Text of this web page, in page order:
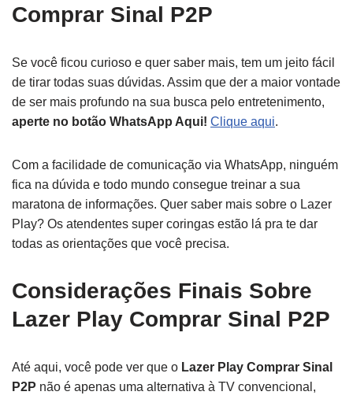
Comprar Sinal P2P
Se você ficou curioso e quer saber mais, tem um jeito fácil
de tirar todas suas dúvidas. Assim que der a maior vontade
de ser mais profundo na sua busca pelo entretenimento,
aperte no botão WhatsApp Aqui! Clique aqui.
Com a facilidade de comunicação via WhatsApp, ninguém
fica na dúvida e todo mundo consegue treinar a sua
maratona de informações. Quer saber mais sobre o Lazer
Play? Os atendentes super coringas estão lá pra te dar
todas as orientações que você precisa.
Considerações Finais Sobre
Lazer Play Comprar Sinal P2P
Até aqui, você pode ver que o Lazer Play Comprar Sinal
P2P não é apenas uma alternativa à TV convencional,